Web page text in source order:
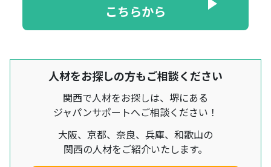
こちらから
人材をお探しの方もご相談ください
関西で人材をお探しは、堺にある
ジャパンサポートへご相談ください！
大阪、京都、奈良、兵庫、和歌山の
関西の人材をご紹介いたします。